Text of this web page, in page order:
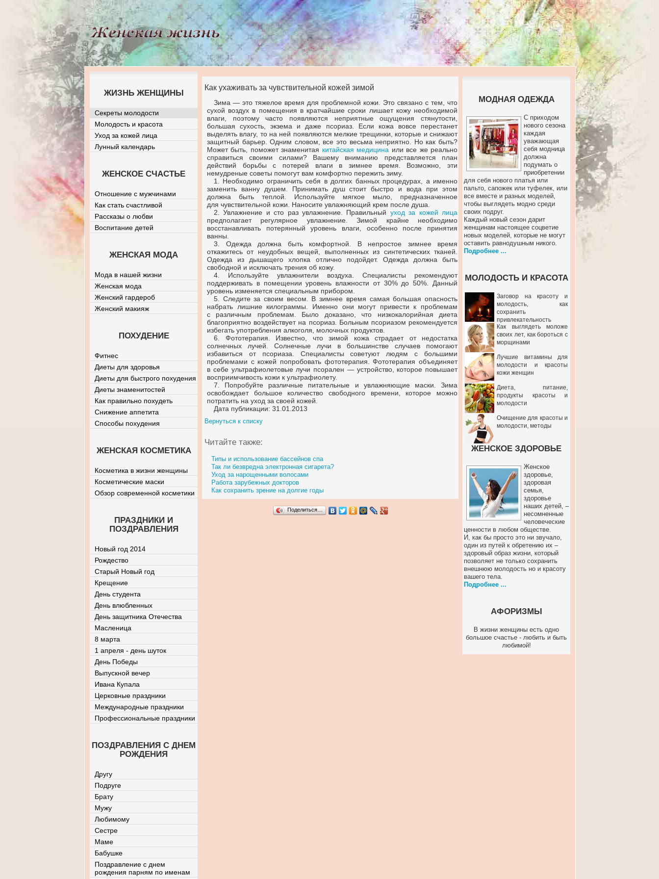
Как ухаживать за чувствительной кожей зимой
Зима — это тяжелое время для проблемной кожи. Это связано с тем, что
сухой воздух в помещения в кратчайшие сроки лишает кожу необходимой
влаги, поэтому часто появляются неприятные ощущения стянутости,
большая сухость, экзема и даже псориаз. Если кожа вовсе перестанет
выделять влагу, то на ней появляются мелкие трещинки, которые и снижают
защитный барьер. Одним словом, все это весьма неприятно. Но как быть?
Может быть, поможет знаменитая китайская медицина или все же реально
справиться своими силами? Вашему вниманию представляется план
действий борьбы с потерей влаги в зимнее время. Возможно, эти
немудреные советы помогут вам комфортно пережить зиму.
1. Необходимо ограничить себя в долгих банных процедурах, а именно
заменить ванну душем. Принимать душ стоит быстро и вода при этом
должна быть теплой. Используйте мягкое мыло, предназначенное
для чувствительной кожи. Наносите увлажняющий крем после душа.
2. Увлажнение и сто раз увлажнение. Правильный уход за кожей лица
предполагает регулярное увлажнение. Зимой крайне необходимо
восстанавливать потерянный уровень влаги, особенно после принятия
ванны.
3. Одежда должна быть комфортной. В непростое зимнее время
откажитесь от неудобных вещей, выполненных из синтетических тканей.
Одежда из дышащего хлопка отлично подойдет. Одежда должна быть
свободной и исключать трения об кожу.
4. Используйте увлажнители воздуха. Специалисты рекомендуют
поддерживать в помещении уровень влажности от 30% до 50%. Данный
уровень изменяется специальным прибором.
5. Следите за своим весом. В зимнее время самая большая опасность
набрать лишние килограммы. Именно они могут привести к проблемам
с различным проблемам. Было доказано, что низкокалорийная диета
благоприятно воздействует на псориаз. Больным псориазом рекомендуется
избегать употребления алкоголя, молочных продуктов.
6. Фототерапия. Известно, что зимой кожа страдает от недостатка
солнечных лучей. Солнечные лучи в большинстве случаев помогают
избавиться от псориаза. Специалисты советуют людям с большими
проблемами с кожей попробовать фототерапия. Фототерапия объединяет
в себе ультрафиолетовые лучи псорален — устройство, которое повышает
восприимчивость кожи к ультрафиолету.
7. Попробуйте различные питательные и увлажняющие маски. Зима
освобождает большое количество свободного времени, которое можно
потратить на уход за своей кожей.
Дата публикации: 31.01.2013
Вернуться к списку
Читайте также:
Типы и использование бассейнов спа
Так ли безвредна электронная сигарета?
Уход за нарощенными волосами
Работа зарубежных докторов
Как сохранить зрение на долгие годы
Поделиться…
МОДНАЯ ОДЕЖДА
С приходом
нового сезона
каждая
уважающая
себя модница
должна
подумать о
приобретении
для себя нового платья или
пальто, сапожек или туфелек, или
все вместе и разных моделей,
чтобы выглядеть модно среди
своих подруг.
Каждый новый сезон дарит
женщинам настоящее соцветие
новых моделей, которые не могут
оставить равнодушным никого.
Подробнее ...
МОЛОДОСТЬ И КРАСОТА
Заговор на красоту и
молодость, как
сохранить
привлекательность
Как выглядеть моложе
своих лет, как бороться с
морщинами
Лучшие витамины для
молодости и красоты
кожи женщин
Диета, питание,
продукты красоты и
молодости
Очищение для красоты и
молодости, методы
ЖЕНСКОЕ ЗДОРОВЬЕ
Женское
здоровье,
здоровая
семья,
здоровье
наших детей, –
несомненные
человеческие
ценности в любом обществе.
И, как бы просто это ни звучало,
один из путей к обретению их –
здоровый образ жизни, который
позволяет не только сохранить
внешнюю молодость но и красоту
вашего тела.
Подробнее ...
АФОРИЗМЫ
В жизни женщины есть одно
большое счастье - любить и быть
любимой!
ЖИЗНЬ ЖЕНЩИНЫ
Секреты молодости
Молодость и красота
Уход за кожей лица
Лунный календарь
ЖЕНСКОЕ СЧАСТЬЕ
Отношение с мужчинами
Как стать счастливой
Рассказы о любви
Воспитание детей
ЖЕНСКАЯ МОДА
Мода в нашей жизни
Женская мода
Женский гардероб
Женский макияж
ПОХУДЕНИЕ
Фитнес
Диеты для здоровья
Диеты для быстрого похудения
Диеты знаменитостей
Как правильно похудеть
Снижение аппетита
Способы похудения
ЖЕНСКАЯ КОСМЕТИКА
Косметика в жизни женщины
Косметические маски
Обзор современной косметики
ПРАЗДНИКИ И
ПОЗДРАВЛЕНИЯ
Новый год 2014
Рождество
Старый Новый год
Крещение
День студента
День влюбленных
День защитника Отечества
Масленица
8 марта
1 апреля - день шуток
День Победы
Выпускной вечер
Ивана Купала
Церковные праздники
Международные праздники
Профессиональные праздники
ПОЗДРАВЛЕНИЯ С ДНЕМ
РОЖДЕНИЯ
Другу
Подруге
Брату
Мужу
Любимому
Сестре
Маме
Бабушке
Поздравление с днем
рождения парням по именам